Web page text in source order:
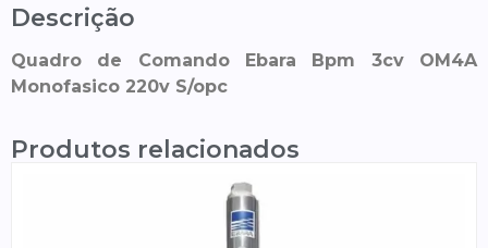
Descrição
Quadro de Comando Ebara Bpm 3cv OM4A
Monofasico 220v S/opc
Produtos relacionados